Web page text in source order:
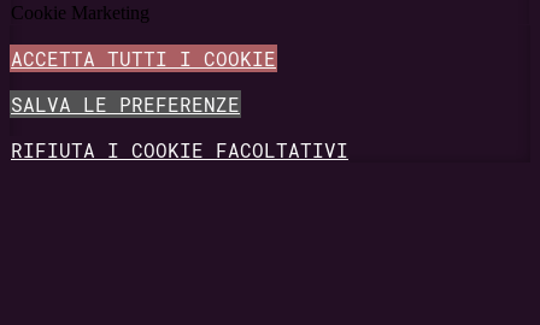
Cookie Marketing
ACCETTA TUTTI I COOKIE
SALVA LE PREFERENZE
RIFIUTA I COOKIE FACOLTATIVI